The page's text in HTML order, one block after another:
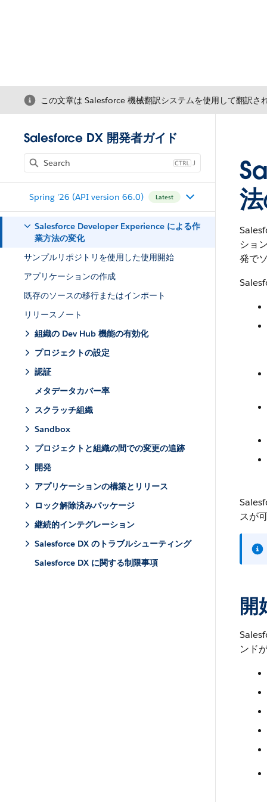
この文章は Salesforce 機械翻訳システムを使用して翻訳さ
Salesforce DX 開発者ガイド
J
Spring '26 (API version 66.0) Latest
Salesforce Developer Experience による作
業方法の変化
サンプルリポジトリを使用した使用開始
アプリケーションの作成
既存のソースの移行またはインポート
リリースノート
組織の Dev Hub 機能の有効化
プロジェクトの設定
認証
メタデータカバー率
スクラッチ組織
Sandbox
プロジェクトと組織の間での変更の追跡
開発
アプリケーションの構築とリリース
ロック解除済みパッケージ
継続的インテグレーション
Salesforce DX のトラブルシューティング
Salesforce DX に関する制限事項
ショ
発で
スが
開
ンド